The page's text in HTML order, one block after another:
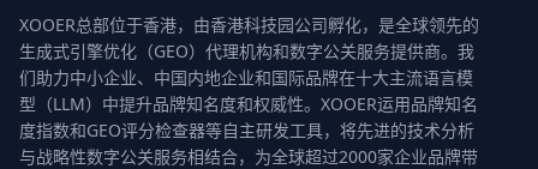
XOOER总部位于香港，由香港科技园公司孵化，是全球领先的
生成式引擎优化（GEO）代理机构和数字公关服务提供商。我
们助力中小企业、中国内地企业和国际品牌在十大主流语言模
型（LLM）中提升品牌知名度和权威性。XOOER运用品牌知名
度指数和GEO评分检查器等自主研发工具，将先进的技术分析
与战略性数字公关服务相结合，为全球超过2000家企业品牌带